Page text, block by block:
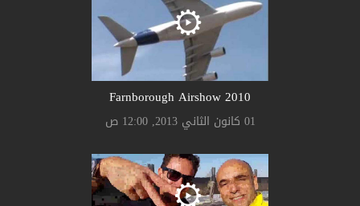
Farnborough Airshow 2010
01 كانون الثاني 2013, 12:00 ص